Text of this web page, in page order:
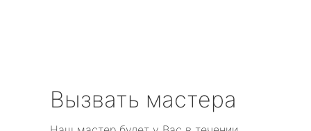
Вызвать мастера